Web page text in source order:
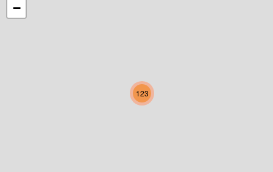
Niederösterreich
Oberösterreich
123
−